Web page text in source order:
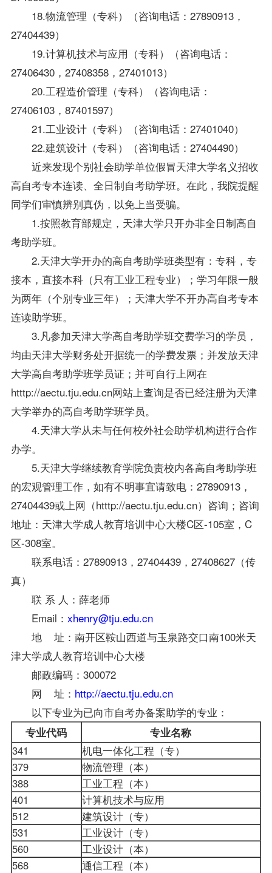
18.物流管理（专科）（咨询电话：27890913，
27404439）
19.计算机技术与应用（专科）（咨询电话：
27406430，27408358，27401013）
20.工程造价管理（专科）（咨询电话：
27406103，87401597）
21.工业设计（专科）（咨询电话：27401040）
22.建筑设计（专科）（咨询电话：27404490）
近来发现个别社会助学单位假冒天津大学名义招收
高自考专本连读、全日制自考助学班。在此，我院提醒
同学们审慎辨别真伪，以免上当受骗。
1.按照教育部规定，天津大学只开办非全日制高自
考助学班。
2.天津大学开办的高自考助学班类型有：专科，专
接本，直接本科（只有工业工程专业）；学习年限一般
为两年（个别专业三年）；天津大学不开办高自考专本
连读助学班。
3.凡参加天津大学高自考助学班交费学习的学员，
均由天津大学财务处开据统一的学费发票；并发放天津
大学高自考助学班学员证；并可自行上网在
htttp://aectu.tju.edu.cn网站上查询是否已经注册为天津
大学举办的高自考助学班学员。
4.天津大学从未与任何校外社会助学机构进行合作
办学。
5.天津大学继续教育学院负责校内各高自考助学班
的宏观管理工作，如有不明事宜请致电：27890913，
27404439或上网（htttp://aectu.tju.edu.cn）咨询；咨询
地址：天津大学成人教育培训中心大楼C区-105室，C
区-308室。
联系电话：27890913，27404439，27408627（传
真）
联 系 人：薛老师
Email： xhenry@tju.edu.cn
地 址：南开区鞍山西道与玉泉路交口南100米天
津大学成人教育培训中心大楼
邮政编码：300072
网 址： http://aectu.tju.edu.cn
以下专业为已向市自考办备案助学的专业：
专业代码
专业名称
341
机电一体化工程（专）
379
物流管理（本）
388
工业工程（本）
401
计算机技术与应用
512
建筑设计（专）
531
工业设计（专）
560
工业设计（本）
568
通信工程（本）